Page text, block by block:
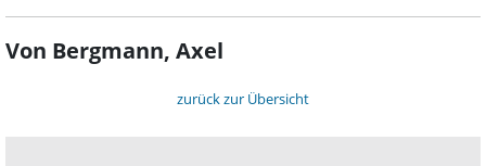
Von Bergmann, Axel
zurück zur Übersicht